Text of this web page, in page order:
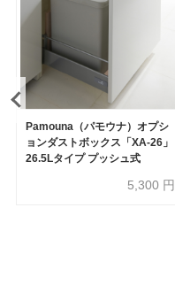
Pamouna（パモウナ）オプシ
ョンダストボックス「XA-26」
26.5Lタイプ プッシュ式
5,300 円